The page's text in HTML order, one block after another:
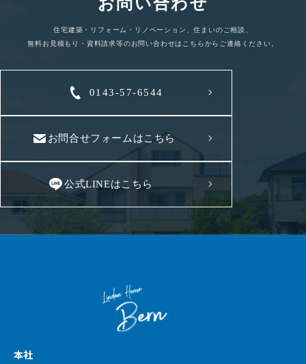
住宅建築・リフォーム・リノベーション、住まいのご相談、
無料お見積もり・資料請求等のお問い合わせはこちらからご連絡ください。
0143-57-6544
お問合せフォームはこちら
公式LINEはこちら
本社